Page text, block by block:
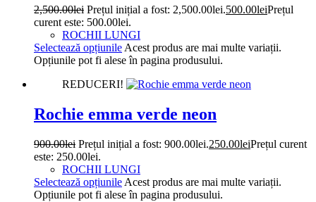
2,500.00lei Prețul inițial a fost: 2,500.00lei.500.00leiPrețul
curent este: 500.00lei.
ROCHII LUNGI
Selectează opțiunile Acest produs are mai multe variații.
Opțiunile pot fi alese în pagina produsului.
REDUCERI!
Rochie emma verde neon
900.00lei Prețul inițial a fost: 900.00lei.250.00leiPrețul curent
este: 250.00lei.
ROCHII LUNGI
Selectează opțiunile Acest produs are mai multe variații.
Opțiunile pot fi alese în pagina produsului.